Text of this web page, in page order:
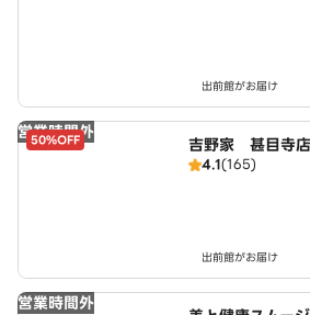
出前館がお届け
営業時間外
50%OFF 吉野家 甚目寺店
4.1(165)
出前館がお届け
営業時間外